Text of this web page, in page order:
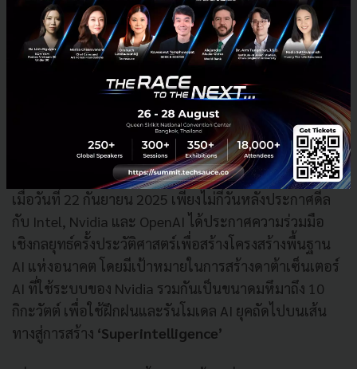
ดีลแห่งศตวรรษ 'Nvidia และ OpenAI' มาถึงแล้ว
การตอกย้ำความเป็นผู้นำของ Nvidia ได้กลับมาอีกครั้ง
เมื่อวันที่ 22 กันยายน 2025 เพียงไม่กี่วันหลังประกาศดีล
กับ Intel, Nvidia และ OpenAI ได้ประกาศความร่วมมือ
เชิงกลยุทธ์ครั้งประวัติศาสตร์เพื่อสร้างโครงสร้างพื้นฐาน
AI แห่งอนาคต โดยมีเป้าหมายในการสร้างดาต้าเซ็นเตอร์
AI ที่ใช้ระบบของ Nvidia รวมกันเป็นขนาดมหึมาถึง 10
กิกะวัตต์ เพื่อใช้ฝึกฝนและรันโมเดล AI ยุคถัดไปบนเส้น
ทางสู่การสร้าง ‘Superintelligence’